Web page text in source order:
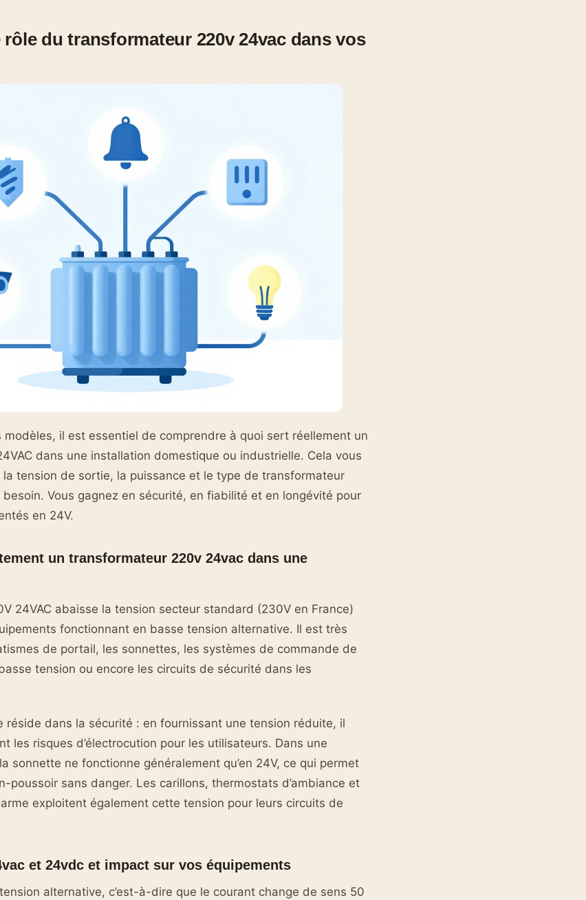
du transformateur 220v 24vac dans vos
modèles, il est essentiel de comprendre à quoi sert réellement un
dans une installation domestique ou industrielle. Cela vous
tension de sortie, la puissance et le type de transformateur
Vous gagnez en sécurité, en fiabilité et en longévité pour
en 24V.
un transformateur 220v 24vac dans une
24VAC abaisse la tension secteur standard (230V en France)
fonctionnant en basse tension alternative. Il est très
de portail, les sonnettes, les systèmes de commande de
tension ou encore les circuits de sécurité dans les
réside dans la sécurité : en fournissant une tension réduite, il
les risques d’électrocution pour les utilisateurs. Dans une
sonnette ne fonctionne généralement qu’en 24V, ce qui permet
poussoir sans danger. Les carillons, thermostats d’ambiance et
exploitent également cette tension pour leurs circuits de
et 24vdc et impact sur vos équipements
alternative, c’est-à-dire que le courant change de sens 50